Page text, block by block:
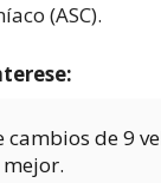
(ASC).
cambios de 9